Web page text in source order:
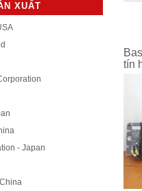
XUẤT
- Japan
tín